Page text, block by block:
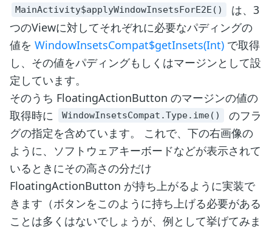
MainActivity$applyWindowInsetsForE2E()
は、3
つのViewに対してそれぞれに必要なパディングの
値を WindowInsetsCompat$getInsets(Int) で取得
し、その値をパディングもしくはマージンとして設
定しています。
そのうち FloatingActionButton のマージンの値の
取得時に
WindowInsetsCompat.Type.ime()
のフラ
グの指定を含めています。 これで、下の右画像の
ように、ソフトウェアキーボードなどが表示されて
いるときにその高さの分だけ
FloatingActionButton が持ち上がるように実装で
きます（ボタンをこのように持ち上げる必要がある
ことは多くはないでしょうが、例として挙げてみま